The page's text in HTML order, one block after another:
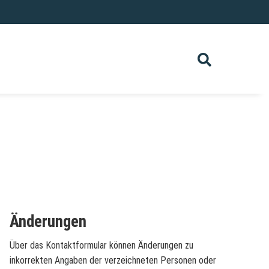
Änderungen
Über das Kontaktformular können Änderungen zu
inkorrekten Angaben der verzeichneten Personen oder